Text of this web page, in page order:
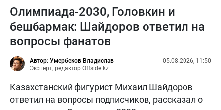
Олимпиада-2030, Головкин и
бешбармак: Шайдоров ответил на
вопросы фанатов
Автор: Умербеков Владислав
Эксперт, редактор Offside.kz
05.08.2026, 11:50
Казахстанский фигурист Михаил Шайдоров
ответил на вопросы подписчиков, рассказал о